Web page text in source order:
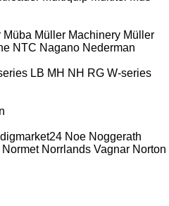
Müba Müller Machinery Müller
NTC Nagano Nederman
LB MH NH RG W-series
Noe Noggerath
Normet Norrlands Vagnar Norton